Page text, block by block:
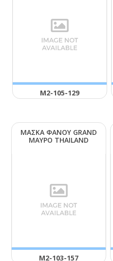
Μ2-105-129
ΜΑΣΚΑ ΦΑΝΟΥ GRΑΝD
ΜΑΥΡΟ ΤΗΑΙLΑΝD
Μ2-103-157